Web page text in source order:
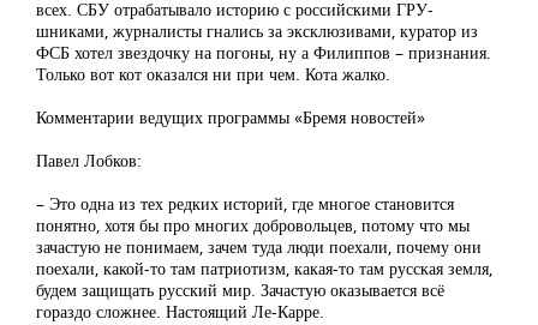
всех. СБУ отрабатывало историю с российскими ГРУ-
шниками, журналисты гнались за эксклюзивами, куратор из
ФСБ хотел звездочку на погоны, ну а Филиппов – признания.
Только вот кот оказался ни при чем. Кота жалко.
Комментарии ведущих программы «Бремя новостей»
Павел Лобков:
– Это одна из тех редких историй, где многое становится
понятно, хотя бы про многих добровольцев, потому что мы
зачастую не понимаем, зачем туда люди поехали, почему они
поехали, какой-то там патриотизм, какая-то там русская земля,
будем защищать русский мир. Зачастую оказывается всё
гораздо сложнее. Настоящий Ле-Карре.